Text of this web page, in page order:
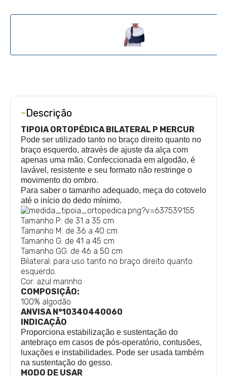
-Descrição
TIPOIA ORTOPÉDICA BILATERAL P MERCUR
Pode ser utilizado tanto no braço direito quanto no
braço esquerdo, através de ajuste da alça com
apenas uma mão. Confeccionada em algodão, é
lavável, resistente e seu formato não restringe o
movimento do ombro.
Para saber o tamanho adequado, meça do cotovelo
até o início do dedo mínimo.
Tamanho P: de 31 a 35 cm
Tamanho M: de 36 a 40 cm
Tamanho G: de 41 a 45 cm
Tamanho GG: de 46 a 50 cm
Bilateral: para uso tanto no braço direito quanto
esquerdo.
Cor: azul marinho
COMPOSIÇÃO:
100% algodão
ANVISA N°10340440060
INDICAÇÃO
Proporciona estabilização e sustentação do
antebraço em casos de pós-operatório, contusões,
luxações e instabilidades. Pode ser usada também
na sustentação do gesso.
MODO DE USAR